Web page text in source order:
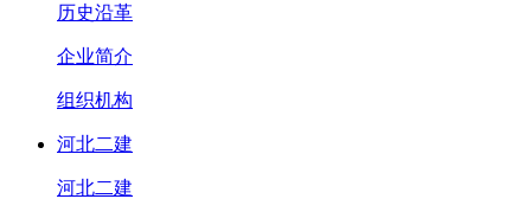
历史沿革
企业简介
组织机构
河北二建
河北二建